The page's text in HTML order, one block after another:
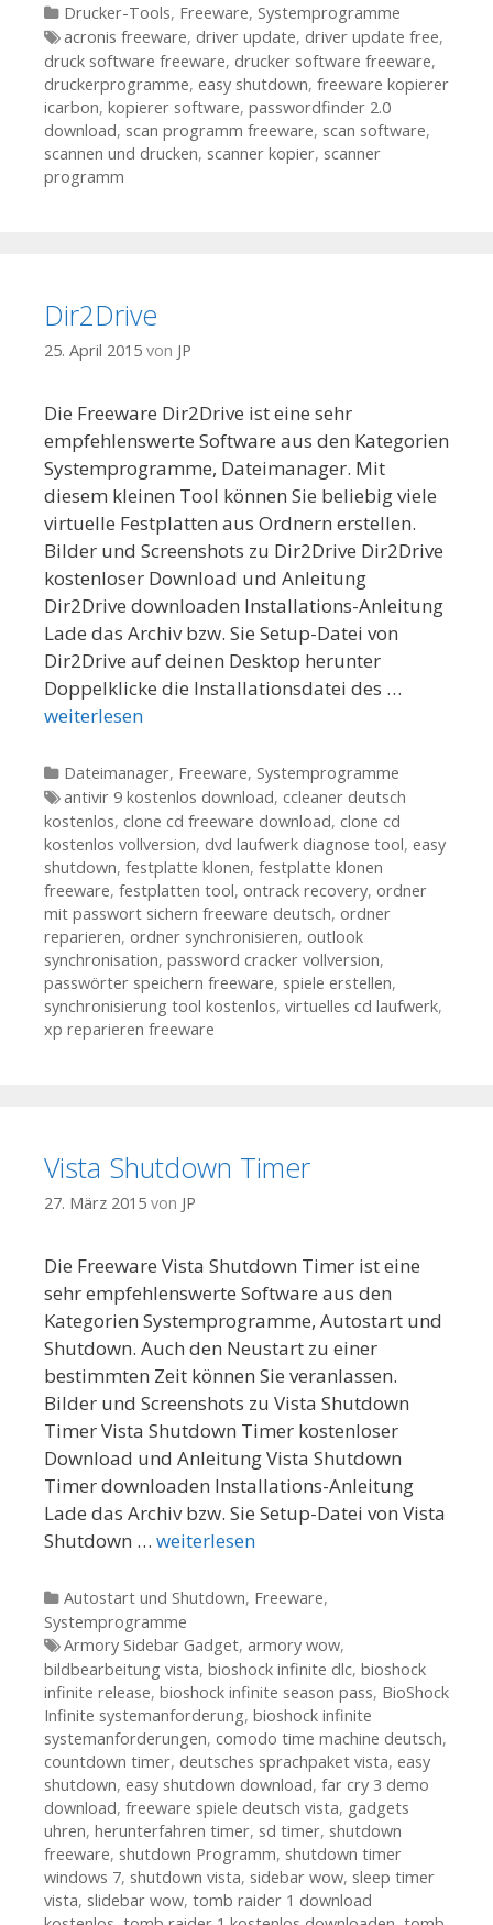
Kategorien
Drucker-Tools, Freeware, Systemprogramme
Tags
acronis freeware, driver update, driver update free,
druck software freeware, drucker software freeware,
druckerprogramme, easy shutdown, freeware kopierer
icarbon, kopierer software, passwordfinder 2.0
download, scan programm freeware, scan software,
scannen und drucken, scanner kopier, scanner
programm
Dir2Drive
25. April 2015 von JP
Die Freeware Dir2Drive ist eine sehr
empfehlenswerte Software aus den Kategorien
Systemprogramme, Dateimanager. Mit
diesem kleinen Tool können Sie beliebig viele
virtuelle Festplatten aus Ordnern erstellen.
Bilder und Screenshots zu Dir2Drive Dir2Drive
kostenloser Download und Anleitung
Dir2Drive downloaden Installations-Anleitung
Lade das Archiv bzw. Sie Setup-Datei von
Dir2Drive auf deinen Desktop herunter
Doppelklicke die Installationsdatei des …
weiterlesen
Kategorien
Dateimanager, Freeware, Systemprogramme
Tags
antivir 9 kostenlos download, ccleaner deutsch
kostenlos, clone cd freeware download, clone cd
kostenlos vollversion, dvd laufwerk diagnose tool, easy
shutdown, festplatte klonen, festplatte klonen
freeware, festplatten tool, ontrack recovery, ordner
mit passwort sichern freeware deutsch, ordner
reparieren, ordner synchronisieren, outlook
synchronisation, password cracker vollversion,
passwörter speichern freeware, spiele erstellen,
synchronisierung tool kostenlos, virtuelles cd laufwerk,
xp reparieren freeware
Vista Shutdown Timer
27. März 2015 von JP
Die Freeware Vista Shutdown Timer ist eine
sehr empfehlenswerte Software aus den
Kategorien Systemprogramme, Autostart und
Shutdown. Auch den Neustart zu einer
bestimmten Zeit können Sie veranlassen.
Bilder und Screenshots zu Vista Shutdown
Timer Vista Shutdown Timer kostenloser
Download und Anleitung Vista Shutdown
Timer downloaden Installations-Anleitung
Lade das Archiv bzw. Sie Setup-Datei von Vista
Shutdown … weiterlesen
Kategorien
Autostart und Shutdown, Freeware,
Systemprogramme
Tags
Armory Sidebar Gadget, armory wow,
bildbearbeitung vista, bioshock infinite dlc, bioshock
infinite release, bioshock infinite season pass, BioShock
Infinite systemanforderung, bioshock infinite
systemanforderungen, comodo time machine deutsch,
countdown timer, deutsches sprachpaket vista, easy
shutdown, easy shutdown download, far cry 3 demo
download, freeware spiele deutsch vista, gadgets
uhren, herunterfahren timer, sd timer, shutdown
freeware, shutdown Programm, shutdown timer
windows 7, shutdown vista, sidebar wow, sleep timer
vista, slidebar wow, tomb raider 1 download